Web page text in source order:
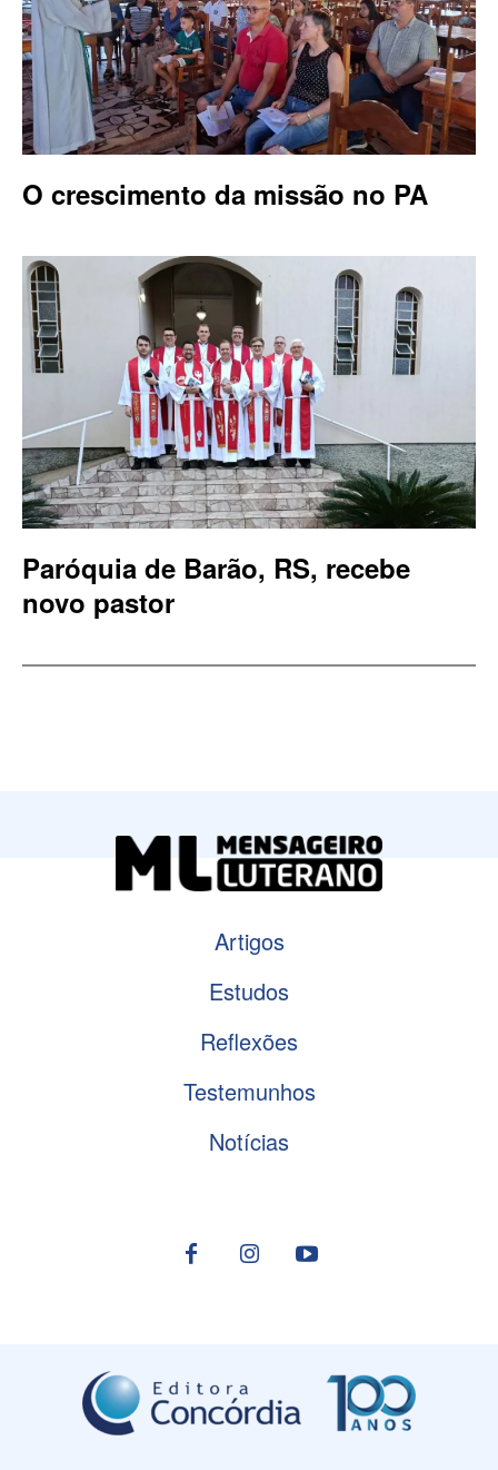
O crescimento da missão no PA
Paróquia de Barão, RS, recebe
novo pastor
Artigos
Estudos
Reflexões
Testemunhos
Notícias